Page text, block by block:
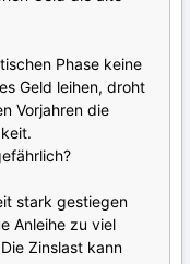
Phase keine
Geld leihen, droht
Vorjahren die
stark gestiegen
Anleihe zu viel
Zinslast kann